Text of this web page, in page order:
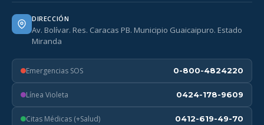
DIRECCIÓN
Av. Bolívar. Res. Caracas PB. Municipio Guaicaipuro. Estado
Miranda
Emergencias SOS 0-800-4824220
Línea Violeta 0424-178-9609
Citas Médicas (+Salud) 0412-619-49-70